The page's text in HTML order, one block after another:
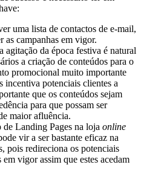
uma lista de contactos de e-mail,
as campanhas em vigor.
agitação da época festiva é natural
a criação de conteúdos para o
promocional muito importante
incentiva potenciais clientes a
que os conteúdos sejam
para que possam ser
maior afluência.
de Landing Pages na loja online
vir a ser bastante eficaz na
pois redireciona os potenciais
em vigor assim que estes acedam